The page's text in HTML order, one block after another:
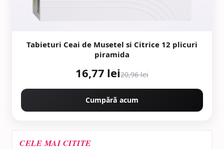
Tabieturi Ceai de Musetel si Citrice 12 plicuri
piramida
16,77 lei20,96 lei
Cumpără acum
CELE MAI CITITE